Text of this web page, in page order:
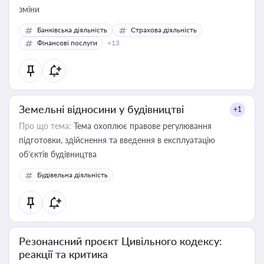
зміни
Банківська діяльність
Страхова діяльність
Фінансові послуги
+13
Земельні відносини у будівництві +1
Про що тема: Тема охоплює правове регулювання
підготовки, здійснення та введення в експлуатацію
об’єктів будівництва
Будівельна діяльність
Резонансний проєкт Цивільного кодексу:
реакції та критика